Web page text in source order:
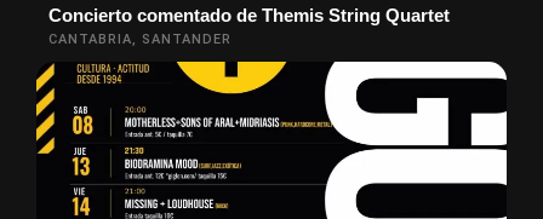
Concierto comentado de Themis String Quartet
CANTABRIA, SANTANDER